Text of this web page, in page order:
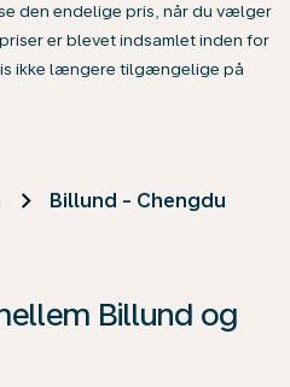
den endelige pris, når du vælger
er blevet indsamlet inden for
ikke længere tilgængelige på
Billund - Chengdu
Billund og
skal du klikke på